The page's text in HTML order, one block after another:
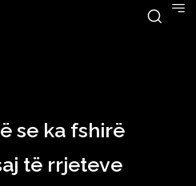
se ka fshirë
të rrjeteve